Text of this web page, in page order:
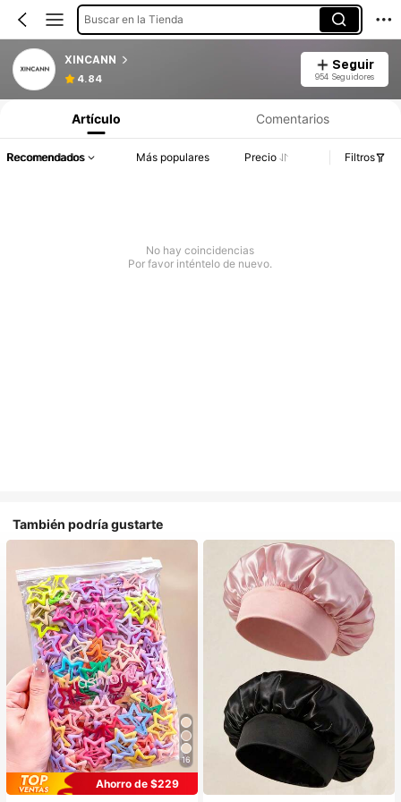
Buscar en la Tienda
XINCANN
4.84
Seguir
954 Seguidores
Artículo Comentarios
Recomendados Más populares Precio Filtros
No hay coincidencias
Por favor inténtelo de nuevo.
También podría gustarte
16
Ahorro de $229
#1 Más vendidos
en Multicolor Gorros para el pelo para mujer
Establecido hace 1 año